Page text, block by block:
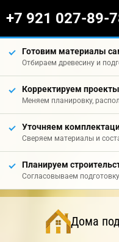
+7 921 027-89-
Готовим материалы
Отбираем древесину и
Корректируем проекты
Меняем планировку,
Уточняем
Сверяем материалы и
Планируем
Согласовываем
Дома